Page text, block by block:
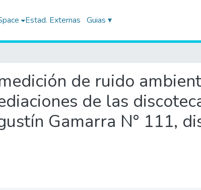
Estad. Externas Guias ▾
de ruido
de las
Gamarra N° 111,